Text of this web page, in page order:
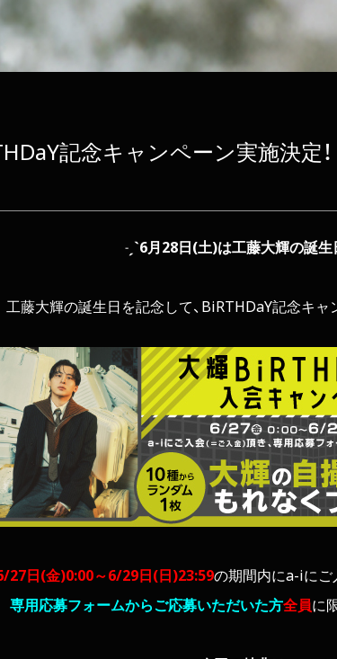
記念キャンペーン実施決定！
˗ˏˋ6月28日(土)は工藤大輝の誕生
工藤大輝の誕生日を記念して、BiRTHDaY記念キャ
27日(金)0:00～6/29日(日)23:59の期間内にa-iにご
専用応募フォームからご応募いただいた方全員に